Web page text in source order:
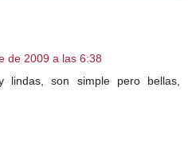
de 2009 a las 6:38
lindas, son simple pero bellas,